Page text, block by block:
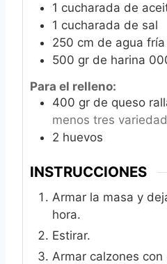
1 cucharada de
1 cucharada de sal
250 cm de agua fría
500 gr de harina
Para el relleno:
400 gr de queso
menos tres
2 huevos
INSTRUCCIONES
Armar la masa y
hora.
Estirar.
Armar calzones